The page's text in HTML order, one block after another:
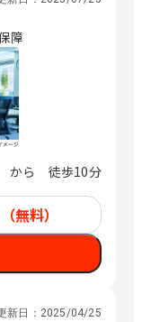
障
から 徒歩10分
無料）
新日： 2025/04/25